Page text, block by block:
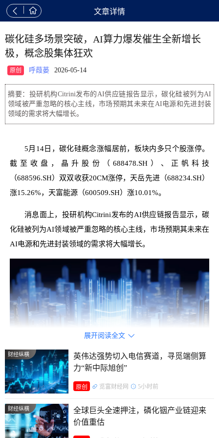
  文章详情
碳化硅多场景突破，AI算力爆发催生全新增长
极，概念股集体狂欢
原创 呼葭蒌 2026-05-14
摘要：投研机构Citrini发布的AI供应链报告显示，碳化硅被列为AI
领域被严重忽略的核心主线，市场预期其未来在AI电源和先进封装
领域的需求将大幅增长。
5月14日，碳化硅概念涨幅居前，板块内多只个股涨停。
截至收盘，晶升股份（688478.SH）、正帆科技
（688596.SH）双双收获20CM涨停，天岳先进（688234.SH）
涨15.26%，天富能源（600509.SH）涨10.01%。
消息面上，投研机构Citrini发布的AI供应链报告显示，碳
化硅被列为AI领域被严重忽略的核心主线，市场预期其未来在
AI电源和先进封装领域的需求将大幅增长。
多赛道共振，开启产业新周期
碳化硅衬底是第三代半导体核心材料，是新能源汽车、光
展开阅读全文 
财经纵横
英伟达强势切入电信赛道，寻觅端侧算
力“新中际旭创”
原创 览富财经网 5小时前
财经纵横
全球巨头全速押注，磷化铟产业链迎来
价值重估